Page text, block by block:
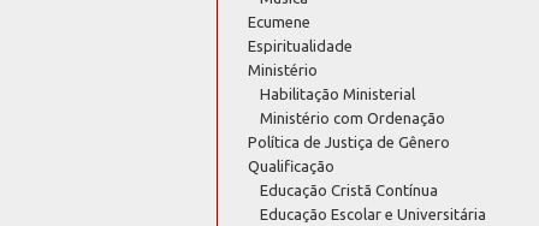
Ecumene
Espiritualidade
Ministério
Habilitação Ministerial
Ministério com Ordenação
Política de Justiça de Gênero
Qualificação
Educação Cristã Contínua
Educação Escolar e Universitária